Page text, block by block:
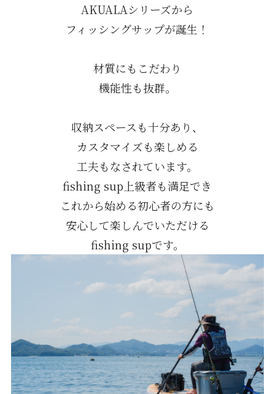
AKUALAシリーズから
フィッシングサップが誕生！
材質にもこだわり
機能性も抜群。
収納スペースも十分あり、
カスタマイズも楽しめる
工夫もなされています。
fishing sup上級者も満足でき
これから始める初心者の方にも
安心して楽しんでいただける
fishing supです。